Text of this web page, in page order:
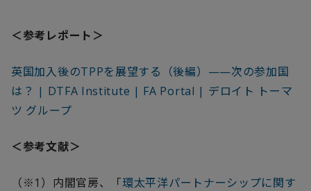
＜参考レポート＞
英国加入後のTPPを展望する（後編）——次の参加国
は？ | DTFA Institute | FA Portal | デロイト トーマ
ツ グループ
＜参考文献＞
（※1 ）内閣官房、「環太平洋パートナーシップに関す